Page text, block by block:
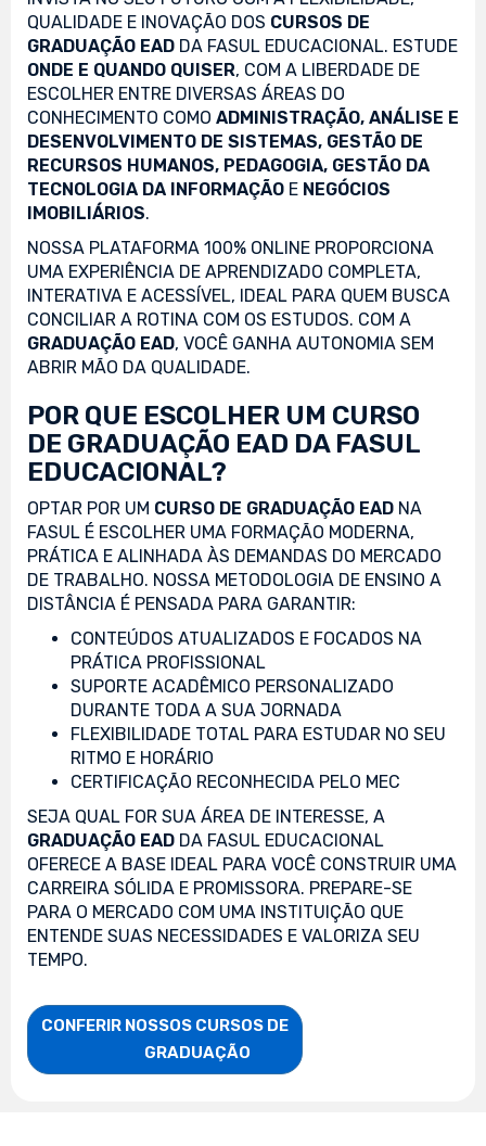
QUALIDADE E INOVAÇÃO DOS CURSOS DE
GRADUAÇÃO EAD DA FASUL EDUCACIONAL. ESTUDE
ONDE E QUANDO QUISER, COM A LIBERDADE DE
ESCOLHER ENTRE DIVERSAS ÁREAS DO
CONHECIMENTO COMO ADMINISTRAÇÃO, ANÁLISE E
DESENVOLVIMENTO DE SISTEMAS, GESTÃO DE
RECURSOS HUMANOS, PEDAGOGIA, GESTÃO DA
TECNOLOGIA DA INFORMAÇÃO E NEGÓCIOS
IMOBILIÁRIOS.
NOSSA PLATAFORMA 100% ONLINE PROPORCIONA
UMA EXPERIÊNCIA DE APRENDIZADO COMPLETA,
INTERATIVA E ACESSÍVEL, IDEAL PARA QUEM BUSCA
CONCILIAR A ROTINA COM OS ESTUDOS. COM A
GRADUAÇÃO EAD, VOCÊ GANHA AUTONOMIA SEM
ABRIR MÃO DA QUALIDADE.
POR QUE ESCOLHER UM CURSO
DE GRADUAÇÃO EAD DA FASUL
EDUCACIONAL?
OPTAR POR UM CURSO DE GRADUAÇÃO EAD NA
FASUL É ESCOLHER UMA FORMAÇÃO MODERNA,
PRÁTICA E ALINHADA ÀS DEMANDAS DO MERCADO
DE TRABALHO. NOSSA METODOLOGIA DE ENSINO A
DISTÂNCIA É PENSADA PARA GARANTIR:
CONTEÚDOS ATUALIZADOS E FOCADOS NA
PRÁTICA PROFISSIONAL
SUPORTE ACADÊMICO PERSONALIZADO
DURANTE TODA A SUA JORNADA
FLEXIBILIDADE TOTAL PARA ESTUDAR NO SEU
RITMO E HORÁRIO
CERTIFICAÇÃO RECONHECIDA PELO MEC
SEJA QUAL FOR SUA ÁREA DE INTERESSE, A
GRADUAÇÃO EAD DA FASUL EDUCACIONAL
OFERECE A BASE IDEAL PARA VOCÊ CONSTRUIR UMA
CARREIRA SÓLIDA E PROMISSORA. PREPARE-SE
PARA O MERCADO COM UMA INSTITUIÇÃO QUE
ENTENDE SUAS NECESSIDADES E VALORIZA SEU
TEMPO.
CONFERIR NOSSOS CURSOS DE
                    GRADUAÇÃO